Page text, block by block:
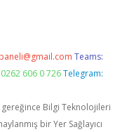
Teams:
606 0 726 Telegram:
gereğince Bilgi Teknolojileri
bir Yer Sağlayıcı